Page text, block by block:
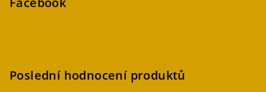
Poslední hodnocení produktů